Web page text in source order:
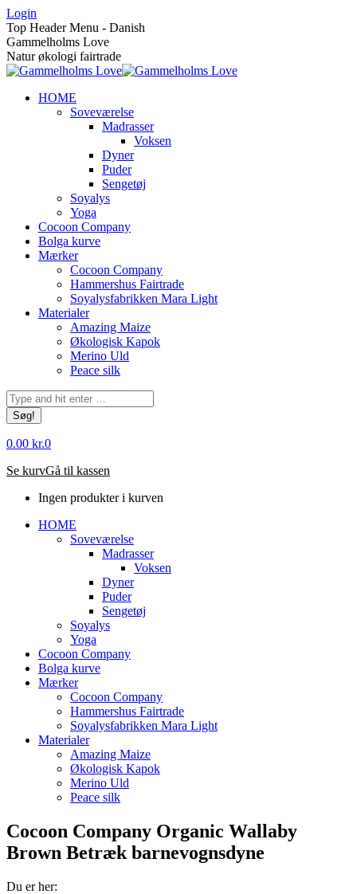
Skip
to
content
Login
Top Header Menu - Danish
Gammelholms Love
Natur økologi fairtrade
HOME
Soveværelse
Madrasser
Voksen
Dyner
Puder
Sengetøj
Soyalys
Yoga
Cocoon Company
Bolga kurve
Mærker
Cocoon Company
Hammershus Fairtrade
Soyalysfabrikken Mara Light
Materialer
Amazing Maize
Økologisk Kapok
Merino Uld
Peace silk
Søg:
0.00 kr.0
Se kurvGå til kassen
Ingen produkter i kurven
HOME
Soveværelse
Madrasser
Voksen
Dyner
Puder
Sengetøj
Soyalys
Yoga
Cocoon Company
Bolga kurve
Mærker
Cocoon Company
Hammershus Fairtrade
Soyalysfabrikken Mara Light
Materialer
Amazing Maize
Økologisk Kapok
Merino Uld
Peace silk
Cocoon Company Organic Wallaby
Brown Betræk barnevognsdyne
Du er her: